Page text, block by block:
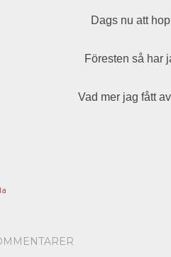
Dags nu att
Föresten så har
Vad mer jag fått